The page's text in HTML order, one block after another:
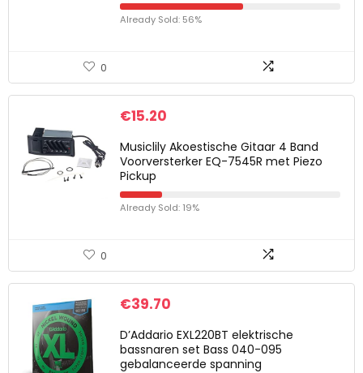
Already Sold: 56%
0
€15.20
Musiclily Akoestische Gitaar 4 Band
Voorversterker EQ-7545R met Piezo
Pickup
Already Sold: 19%
0
€39.70
D’Addario EXL220BT elektrische
bassnaren set Bass 040-095
gebalanceerde spanning